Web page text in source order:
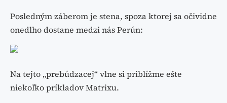
Posledným záberom je stena, spoza ktorej sa očividne
onedlho dostane medzi nás Perún:
Na tejto „prebúdzacej“ vlne si priblížme ešte
niekoľko príkladov Matrixu.